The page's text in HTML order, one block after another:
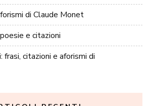
di Claude Monet
e citazioni
frasi, citazioni e aforismi di